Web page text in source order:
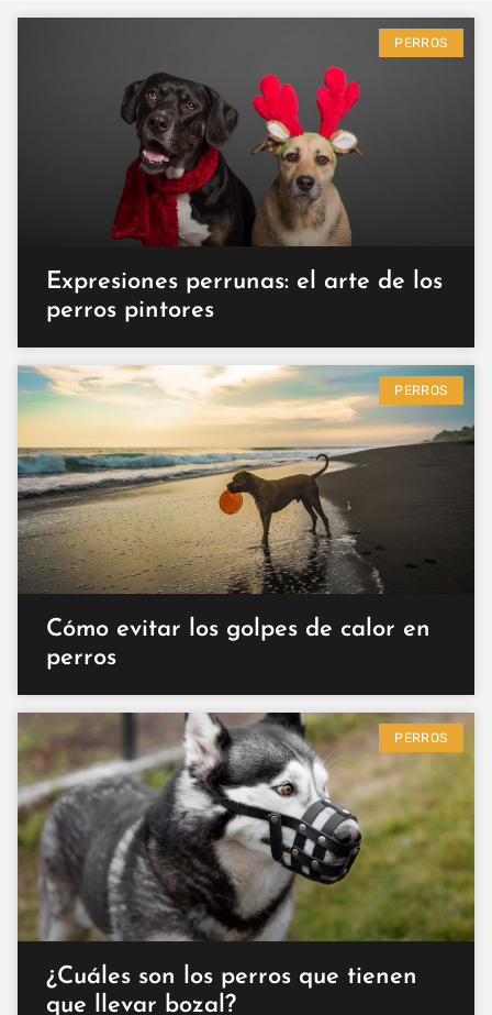
PERROS
Expresiones perrunas: el arte de los
perros pintores
PERROS
Cómo evitar los golpes de calor en
perros
PERROS
¿Cuáles son los perros que tienen
que llevar bozal?